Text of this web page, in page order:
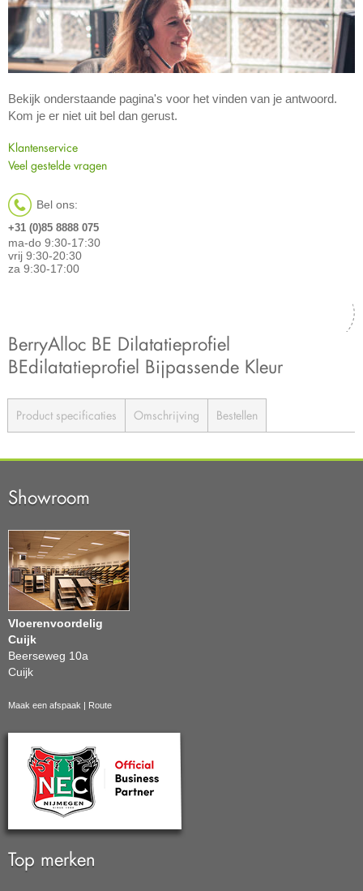
Bekijk onderstaande pagina's voor het vinden van je antwoord.
Kom je er niet uit bel dan gerust.
Klantenservice
Veel gestelde vragen
Bel ons:
+31 (0)85 8888 075
ma-do 9:30-17:30
vrij 9:30-20:30
za 9:30-17:00
BerryAlloc BE Dilatatieprofiel
BEdilatatieprofiel Bijpassende Kleur
Product specificaties Omschrijving Bestellen
Showroom
Vloerenvoordelig
Cuijk
Beerseweg 10a
Cuijk
Maak een afspaak | Route
Top merken